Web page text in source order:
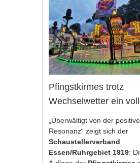
Pfingstkirmes trotz
Wechselwetter ein
„Überwältigt von der
Resonanz“ zeigt sich der
Schaustellerverband
Essen/Ruhrgebiet 1919: